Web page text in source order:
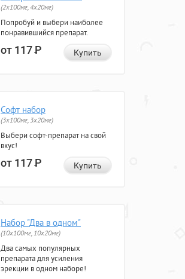
(2x100мг, 4x20мг)
Попробуй и выбери наиболее
понравившийся препарат.
от 117Р Купить
Софт набор
(3x100мг, 3x20мг)
Выбери софт-препарат на свой
вкус!
от 117Р Купить
Набор "Два в одном"
(10x100мг, 10x20мг)
Два самых популярных
препарата для усиления
эрекции в одном наборе!